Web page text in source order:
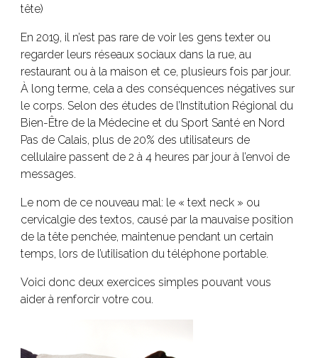
tête)
En 2019, il n’est pas rare de voir les gens texter ou
regarder leurs réseaux sociaux dans la rue, au
restaurant ou à la maison et ce, plusieurs fois par jour.
À long terme, cela a des conséquences négatives sur
le corps. Selon des études de l’Institution Régional du
Bien-Être de la Médecine et du Sport Santé en Nord
Pas de Calais, plus de 20% des utilisateurs de
cellulaire passent de 2 à 4 heures par jour à l’envoi de
messages.
Le nom de ce nouveau mal: le « text neck » ou
cervicalgie des textos, causé par la mauvaise position
de la tête penchée, maintenue pendant un certain
temps, lors de l’utilisation du téléphone portable.
Voici donc deux exercices simples pouvant vous
aider à renforcir votre cou.